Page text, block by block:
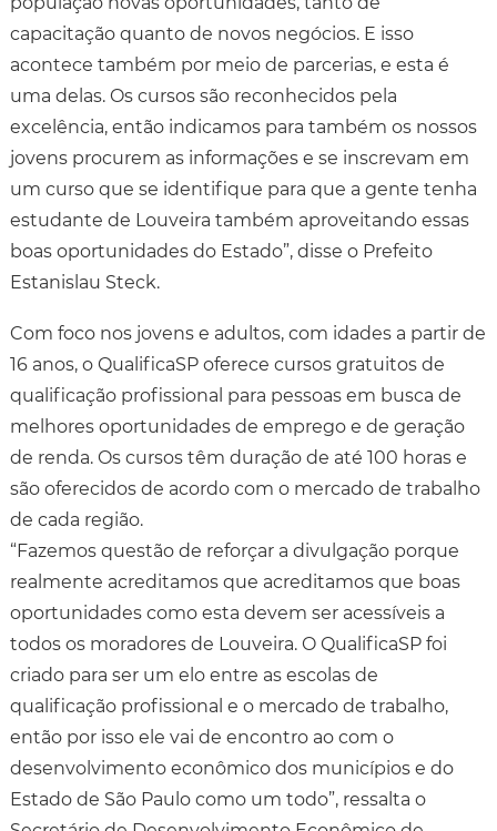
capacitação quanto de novos negócios. E isso
acontece também por meio de parcerias, e esta é
uma delas. Os cursos são reconhecidos pela
excelência, então indicamos para também os nossos
jovens procurem as informações e se inscrevam em
um curso que se identifique para que a gente tenha
estudante de Louveira também aproveitando essas
boas oportunidades do Estado”, disse o Prefeito
Estanislau Steck.
Com foco nos jovens e adultos, com idades a partir de
16 anos, o QualificaSP oferece cursos gratuitos de
qualificação profissional para pessoas em busca de
melhores oportunidades de emprego e de geração
de renda. Os cursos têm duração de até 100 horas e
são oferecidos de acordo com o mercado de trabalho
de cada região.
“Fazemos questão de reforçar a divulgação porque
realmente acreditamos que acreditamos que boas
oportunidades como esta devem ser acessíveis a
todos os moradores de Louveira. O QualificaSP foi
criado para ser um elo entre as escolas de
qualificação profissional e o mercado de trabalho,
então por isso ele vai de encontro ao com o
desenvolvimento econômico dos municípios e do
Estado de São Paulo como um todo”, ressalta o